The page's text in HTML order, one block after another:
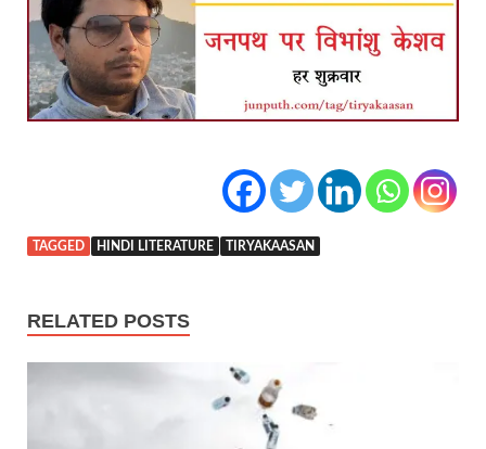
TAGGED HINDI LITERATURE TIRYAKAASAN
RELATED POSTS